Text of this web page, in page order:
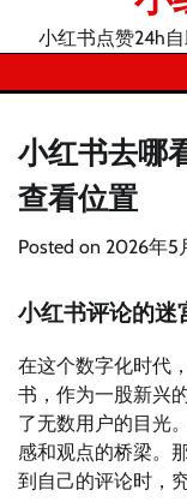
小红书点赞24h
小红书去哪
查看位置
Posted on 2026年5
小红书评论的迷
在这个数字化时代
书，作为一股新兴
了无数用户的目光
感和观点的桥梁。
到自己的评论时，